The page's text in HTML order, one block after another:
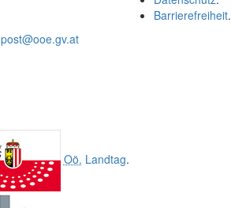
Barrierefreiheit.
post@ooe.gv.at
Oö. Landtag.